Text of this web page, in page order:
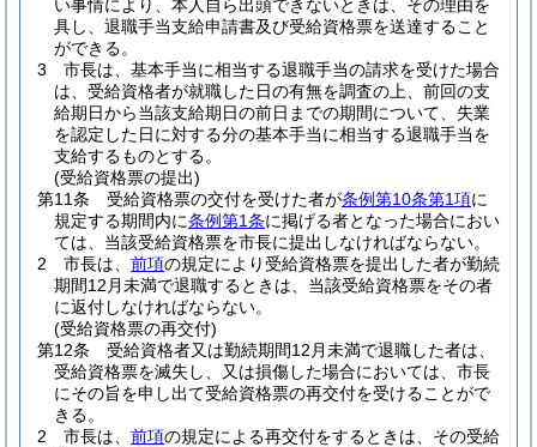
い事情により、本人自ら出頭できないときは、その理由を
具し、退職手当支給申請書及び受給資格票を送達すること
ができる。
3
市長は、基本手当に相当する退職手当の請求を受けた場合
は、受給資格者が就職した日の有無を調査の上、前回の支
給期日から当該支給期日の前日までの期間について、失業
を認定した日に対する分の基本手当に相当する退職手当を
支給するものとする。
(受給資格票の提出)
第11条
受給資格票の交付を受けた者が条例第10条第1項に
規定する期間内に条例第1条に掲げる者となった場合におい
ては、当該受給資格票を市長に提出しなければならない。
2
市長は、 前項の規定により受給資格票を提出した者が勤続
期間12月未満で退職するときは、当該受給資格票をその者
に返付しなければならない。
(受給資格票の再交付)
第12条
受給資格者又は勤続期間12月未満で退職した者は、
受給資格票を滅失し、又は損傷した場合においては、市長
にその旨を申し出て受給資格票の再交付を受けることがで
きる。
2
市長は、 前項の規定による再交付をするときは、その受給